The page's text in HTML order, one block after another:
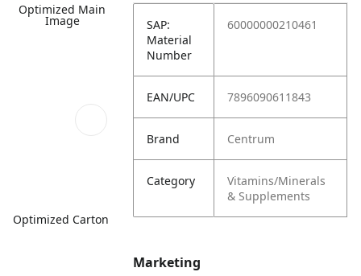
Optimized Main
Image
Optimized Carton
SAP:
Material
Number
60000000210461
EAN/UPC 7896090611843
Brand Centrum
Category
Vitamins/Minerals
& Supplements
Marketing